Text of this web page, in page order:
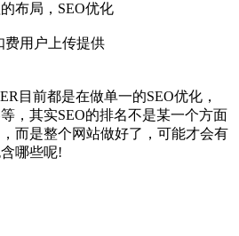
布局，SEO优化
费用户上传提供
前都是在做单一的SEO优化，
，其实SEO的排名不是某一个方面
而是整个网站做好了，可能才会有
哪些呢!